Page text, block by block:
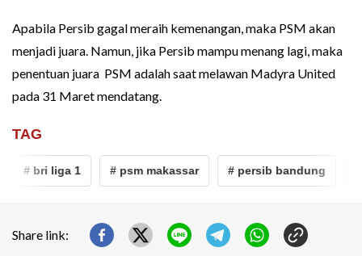
Apabila Persib gagal meraih kemenangan, maka PSM akan
menjadi juara. Namun, jika Persib mampu menang lagi, maka
penentuan juara PSM adalah saat melawan Madyra United
pada 31 Maret mendatang.
TAG
# bri liga 1 # psm makassar # persib bandung
Share link: